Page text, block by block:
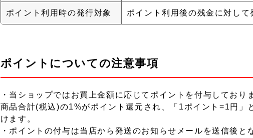
ポイント利用時の発行対象 ポイント利用後の残金に対して
ポイントについての注意事項
・当ショップではお買上金額に応じてポイントを付与しており
商品合計(税込)の1%がポイント還元され、「1ポイント=1円」
けます。
・ポイントの付与は当店から発送のお知らせメールを送信後と